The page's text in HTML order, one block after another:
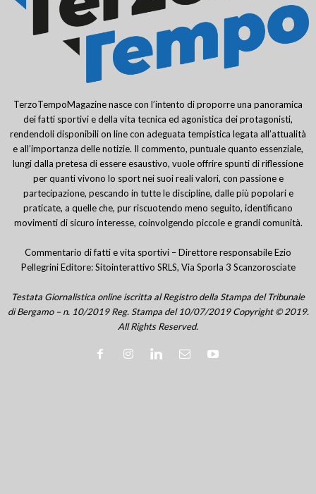
TerzoTempoMagazine nasce con l’intento di proporre una panoramica
dei fatti sportivi e della vita tecnica ed agonistica dei protagonisti,
rendendoli disponibili on line con adeguata tempistica legata all’attualità
e all’importanza delle notizie. Il commento, puntuale quanto essenziale,
lungi dalla pretesa di essere esaustivo, vuole offrire spunti di riflessione
per quanti vivono lo sport nei suoi reali valori, con passione e
partecipazione, pescando in tutte le discipline, dalle più popolari e
praticate, a quelle che, pur riscuotendo meno seguito, identificano
movimenti di sicuro interesse, coinvolgendo piccole e grandi comunità.
Commentario di fatti e vita sportivi – Direttore responsabile Ezio
Pellegrini Editore: Sitointerattivo SRLS, Via Sporla 3 Scanzorosciate
Testata Giornalistica online iscritta al Registro della Stampa del Tribunale
di Bergamo – n. 10/2019 Reg. Stampa del 10/07/2019 Copyright © 2019.
All Rights Reserved.